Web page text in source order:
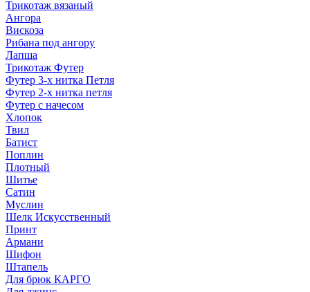
Трикотаж вязаный
Ангора
Вискоза
Рибана под ангору
Лапша
Трикотаж Футер
Футер 3-х нитка Петля
Футер 2-х нитка петля
Футер с начесом
Хлопок
Твил
Батист
Поплин
Плотный
Шитье
Сатин
Муслин
Шелк Искусственный
Принт
Армани
Шифон
Штапель
Для брюк КАРГО